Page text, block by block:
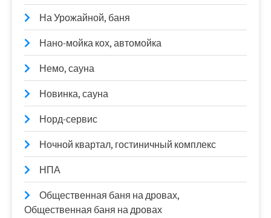
На Урожайной, баня
Нано-мойка кох, автомойка
Немо, сауна
Новинка, сауна
Норд-сервис
Ночной квартал, гостиничный комплекс
НПА
Общественная баня на дровах,
Общественная баня на дровах